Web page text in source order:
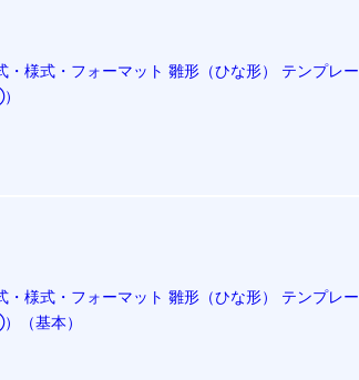
様式・フォーマット 雛形（ひな形） テンプレー
様式・フォーマット 雛形（ひな形） テンプレー
（基本）